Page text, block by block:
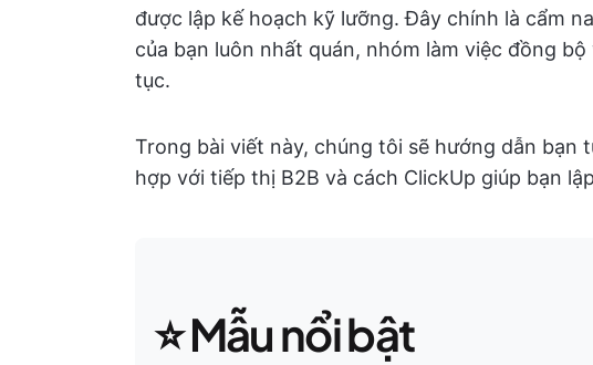
được lập kế hoạch kỹ lưỡng. Đây chính là cẩm
của bạn luôn nhất quán, nhóm làm việc đồng
tục.
Trong bài viết này, chúng tôi sẽ hướng dẫn bạn
hợp với tiếp thị B2B và cách ClickUp giúp bạn
⭐ Mẫu nổi bật